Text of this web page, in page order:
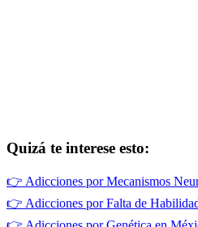
Quizá te interese esto:
👉 Adicciones por Mecanismos
👉 Adicciones por Falta de